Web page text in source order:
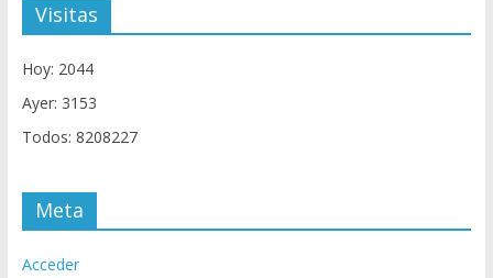
Visitas
Hoy: 2044
Ayer: 3153
Todos: 8208227
Meta
Acceder